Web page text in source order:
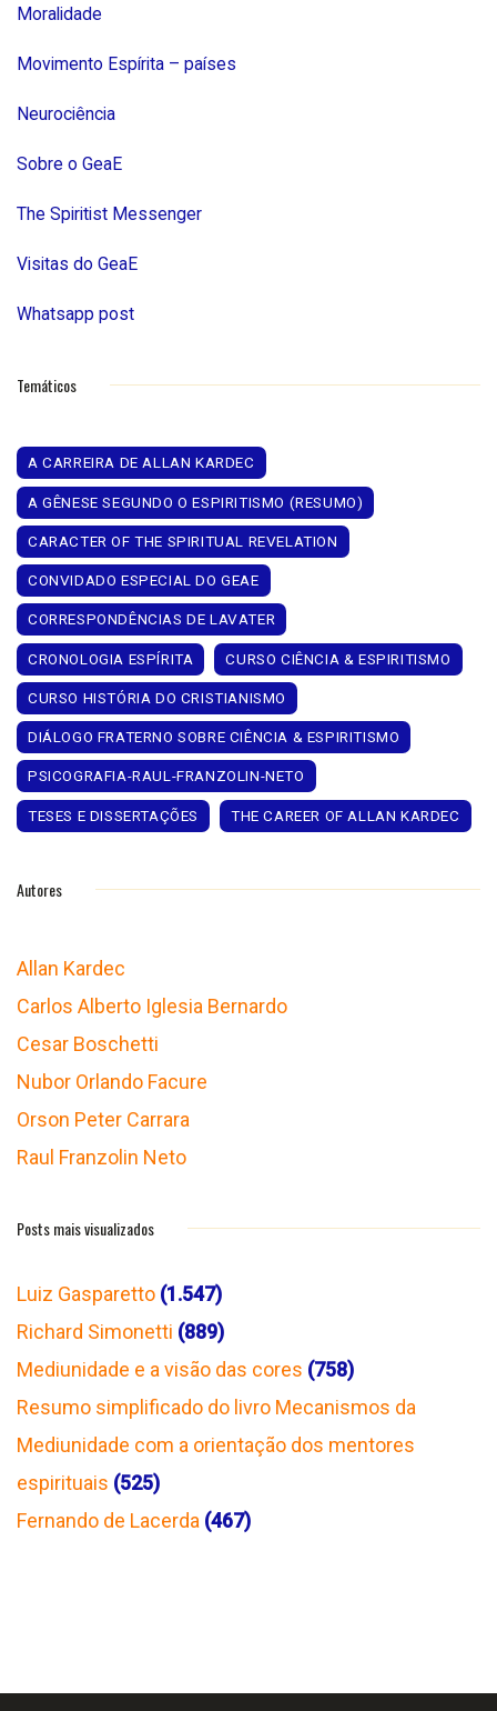
Moralidade
Movimento Espírita – países
Neurociência
Sobre o GeaE
The Spiritist Messenger
Visitas do GeaE
Whatsapp post
Temáticos
A CARREIRA DE ALLAN KARDEC
A GÊNESE SEGUNDO O ESPIRITISMO (RESUMO)
CARACTER OF THE SPIRITUAL REVELATION
CONVIDADO ESPECIAL DO GEAE
CORRESPONDÊNCIAS DE LAVATER
CRONOLOGIA ESPÍRITA CURSO CIÊNCIA & ESPIRITISMO
CURSO HISTÓRIA DO CRISTIANISMO
DIÁLOGO FRATERNO SOBRE CIÊNCIA & ESPIRITISMO
PSICOGRAFIA-RAUL-FRANZOLIN-NETO
TESES E DISSERTAÇÕES THE CAREER OF ALLAN KARDEC
Autores
Allan Kardec
Carlos Alberto Iglesia Bernardo
Cesar Boschetti
Nubor Orlando Facure
Orson Peter Carrara
Raul Franzolin Neto
Posts mais visualizados
Luiz Gasparetto (1.547)
Richard Simonetti (889)
Mediunidade e a visão das cores (758)
Resumo simplificado do livro Mecanismos da
Mediunidade com a orientação dos mentores
espirituais (525)
Fernando de Lacerda (467)